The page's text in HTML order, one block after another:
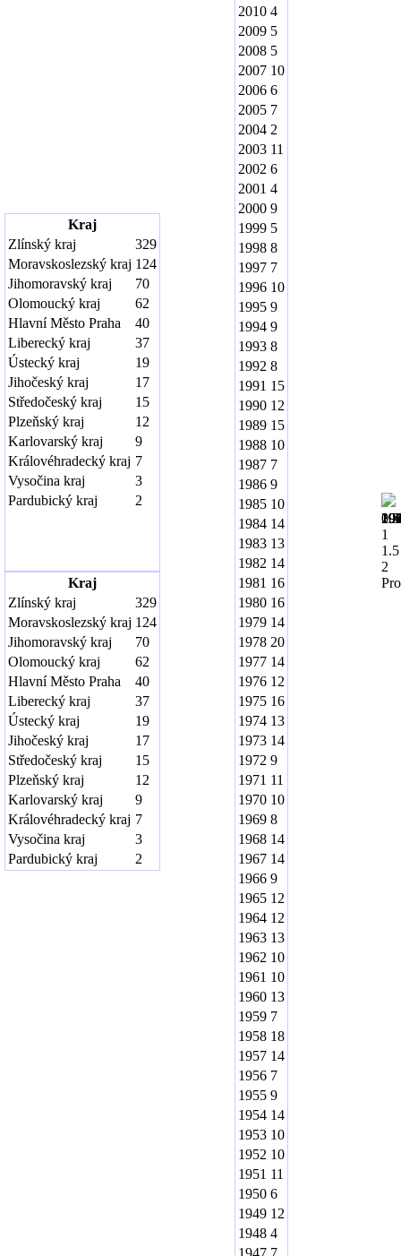
Kraj
Zlínský kraj
329
Moravskoslezský kraj 124
Jihomoravský kraj
70
Olomoucký kraj
62
Hlavní Město Praha
40
Liberecký kraj
37
Ústecký kraj
19
Jihočeský kraj
17
Středočeský kraj
15
Plzeňský kraj
12
Karlovarský kraj
9
Královéhradecký kraj 7
Vysočina kraj
3
Pardubický kraj
2
Kraj
Zlínský kraj
329
Moravskoslezský kraj 124
Jihomoravský kraj
70
Olomoucký kraj
62
Hlavní Město Praha
40
Liberecký kraj
37
Ústecký kraj
19
Jihočeský kraj
17
Středočeský kraj
15
Plzeňský kraj
12
Karlovarský kraj
9
Královéhradecký kraj 7
Vysočina kraj
3
Pardubický kraj
2
2010 4
2009 5
2008 5
2007 10
2006 6
2005 7
2004 2
2003 11
2002 6
2001 4
2000 9
1999 5
1998 8
1997 7
1996 10
1995 9
1994 9
1993 8
1992 8
1991 15
1990 12
1989 15
1988 10
1987 7
1986 9
1985 10
1984 14
1983 13
1982 14
1981 16
1980 16
1979 14
1978 20
1977 14
1976 12
1975 16
1974 13
1973 14
1972 9
1971 11
1970 10
1969 8
1968 14
1967 14
1966 9
1965 12
1964 12
1963 13
1962 10
1961 10
1960 13
1959 7
1958 18
1957 14
1956 7
1955 9
1954 14
1953 10
1952 10
1951 11
1950 6
1949 12
1948 4
1947 7
0.5
1
1.5
2